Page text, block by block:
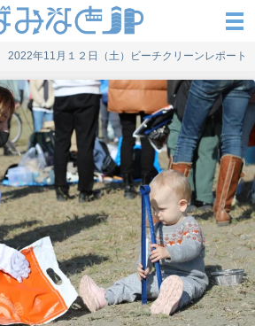
2022年11月１２日（土）ビーチクリーンレポート